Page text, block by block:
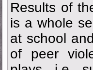
Results of
is a whole
at school
of peer